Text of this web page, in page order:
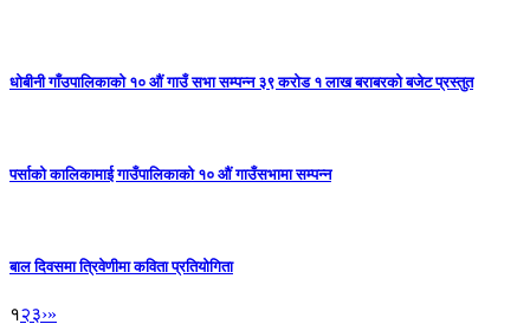
धाेबीनी गाँउपालिकाकाे १० औं गाउँ सभा सम्पन्न ३९ कराेड १ लाख बराबरको बजेट प्रस्तुत
पर्साको कालिकामाई गाउँपालिकाको १० औं गाउँसभामा सम्पन्न
बाल दिवसमा त्रिवेणीमा कविता प्रतियोगिता
१२३›»